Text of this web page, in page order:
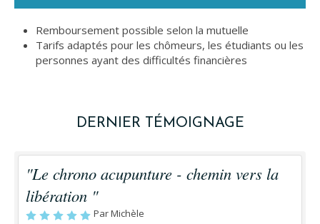
Remboursement possible selon la mutuelle
Tarifs adaptés pour les chômeurs, les étudiants ou les
personnes ayant des difficultés financières
DERNIER TÉMOIGNAGE
"Le chrono acupunture - chemin vers la
libération "
Par Michèle